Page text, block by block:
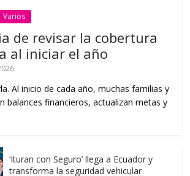
Varios
de revisar la cobertura
al iniciar el año
Al inicio de cada año, muchas familias y
balances financieros, actualizan metas y
‘Ituran con Seguro’ llega a Ecuador y
transforma la seguridad vehicular